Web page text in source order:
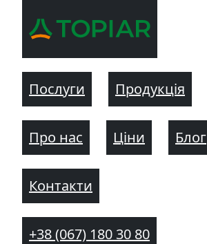
Послуги Продукція
Про нас Ціни Блог
Контакти
+38 (067) 180 30 80